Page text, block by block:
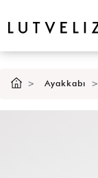
Ayakkabı